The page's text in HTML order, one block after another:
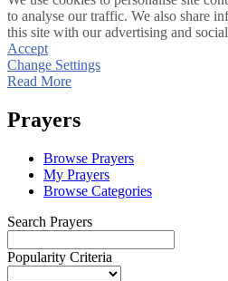
to analyse our traffic. We also share
this site with our advertising and
Accept
Change Settings
Read More
Prayers
Browse Prayers
My Prayers
Browse Categories
Search Prayers
Popularity Criteria